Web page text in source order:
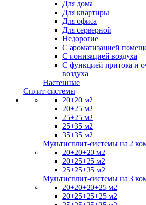
Для дома
Для квартиры
Для офиса
Для серверной
Недорогие
С ароматизацией
С ионизацией воздуха
С функцией притока и
воздуха
Настенные
Сплит-системы
20+20 м2
20+25 м2
25+25 м2
25+35 м2
35+35 м2
Мультисплит-системы на 2
20+20+20 м2
20+25+25 м2
25+25+35 м2
Мультисплит-системы на 3
20+20+20+25 м2
20+25+25+25 м2